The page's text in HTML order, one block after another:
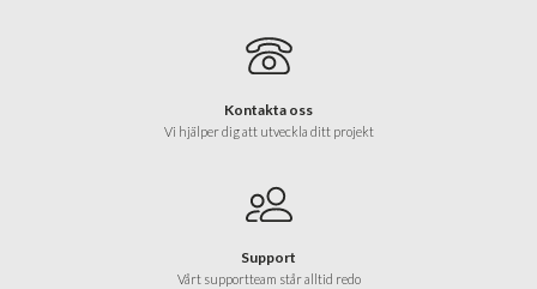
Kontakta oss
Vi hjälper dig att utveckla ditt projekt
Support
Vårt supportteam står alltid redo